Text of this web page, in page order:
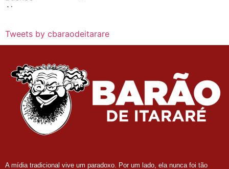
Tweets by cbaraodeitarare
A mídia tradicional vive um paradoxo. Por um lado, ela nunca foi tão